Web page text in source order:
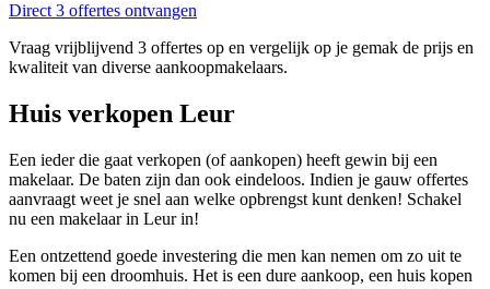
Direct 3 offertes ontvangen
Vraag vrijblijvend 3 offertes op en vergelijk op je gemak de prijs en
kwaliteit van diverse aankoopmakelaars.
Huis verkopen Leur
Een ieder die gaat verkopen (of aankopen) heeft gewin bij een
makelaar. De baten zijn dan ook eindeloos. Indien je gauw offertes
aanvraagt weet je snel aan welke opbrengst kunt denken! Schakel
nu een makelaar in Leur in!
Een ontzettend goede investering die men kan nemen om zo uit te
komen bij een droomhuis. Het is een dure aankoop, een huis kopen